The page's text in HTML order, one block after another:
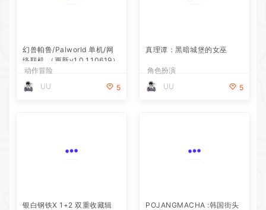
幻兽帕鲁/Palworld 单机/网
络联机 （更新v1.0.1.10619）
动作冒险
UU
5
真理谭：黑暗城堡的女巫
角色扮演
UU
5
银白钢铁X 1+2 双重收藏辑
POJANGMACHA :韩国街头